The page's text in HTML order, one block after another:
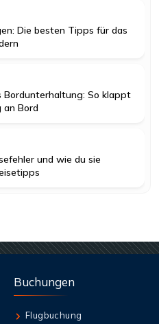
Die besten Tipps für das
Bordunterhaltung: So klappt
an Bord
und wie du sie
Buchungen
Flugbuchung